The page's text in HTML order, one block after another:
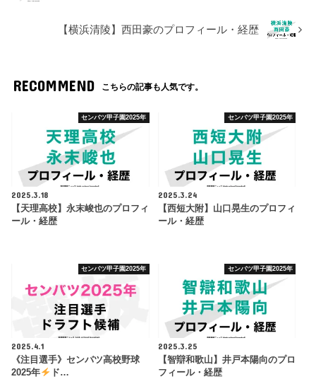
【横浜清陵】西田豪のプロフィール・経歴
RECOMMEND こちらの記事も人気です。
センバツ甲子園2025年
2025.3.18
【天理高校】永末峻也のプロフィ
ール・経歴
センバツ甲子園2025年
2025.3.24
【西短大附】山口晃生のプロフィ
ール・経歴
センバツ甲子園2025年
2025.4.1
《注目選手》センバツ高校野球
2025年
ド…
センバツ甲子園2025年
2025.3.25
【智辯和歌山】井戸本陽向のプロ
フィール・経歴